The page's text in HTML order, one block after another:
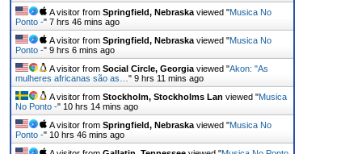
A visitor from Springfield, Nebraska viewed "Musica No
Ponto -" 7 hrs 46 mins ago
A visitor from Springfield, Nebraska viewed "Musica No
Ponto -" 9 hrs 6 mins ago
A visitor from Social Circle, Georgia viewed "Akon: "As
mulheres africanas são as… " 9 hrs 11 mins ago
A visitor from Stockholm, Stockholms Lan viewed "Musica
No Ponto -" 10 hrs 14 mins ago
A visitor from Springfield, Nebraska viewed "Musica No
Ponto -" 10 hrs 46 mins ago